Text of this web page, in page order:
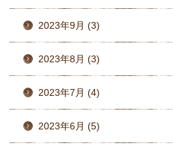
2023年9月 (3)
2023年8月 (3)
2023年7月 (4)
2023年6月 (5)